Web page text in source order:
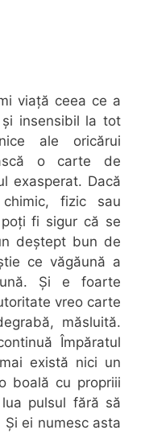
viață ceea ce a
insensibil la tot
ale oricărui
o carte de
exasperat. Dacă
fizic sau
fi sigur că se
deștept bun de
ce văgăună a
Și e foarte
vreo carte
măsluită.
Împăratul
există nici un
boală cu propriii
pulsul fără să
ei numesc asta